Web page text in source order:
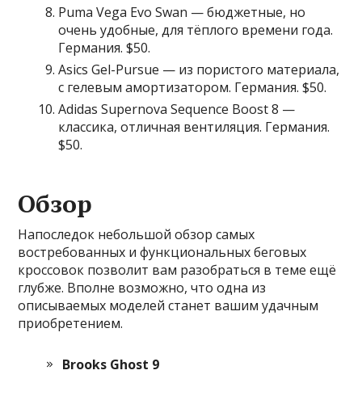
Puma Vega Evo Swan — бюджетные, но
очень удобные, для тёплого времени года.
Германия. $50.
Asics Gel-Pursue — из пористого материала,
с гелевым амортизатором. Германия. $50.
Adidas Supernova Sequence Boost 8 —
классика, отличная вентиляция. Германия.
$50.
Обзор
Напоследок небольшой обзор самых
востребованных и функциональных беговых
кроссовок позволит вам разобраться в теме ещё
глубже. Вполне возможно, что одна из
описываемых моделей станет вашим удачным
приобретением.
Brooks Ghost 9